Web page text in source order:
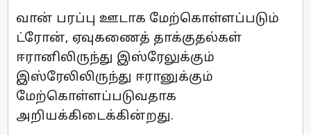
வான் பரப்பு ஊடாக மேற்கொள்ளப்படும்
ட்ரோன், ஏவுகணைத் தாக்குதல்கள்
ஈரானிலிருந்து இஸ்ரேலுக்கும்
இஸ்ரேலிலிருந்து ஈரானுக்கும்
மேற்கொள்ளப்படுவதாக
அறியக்கிடைக்கின்றது.